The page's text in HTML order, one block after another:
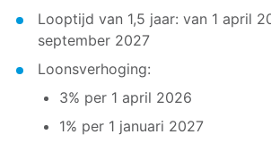
Looptijd van 1,5 jaar: van 1 april
september 2027
Loonsverhoging:
3% per 1 april 2026
1% per 1 januari 2027